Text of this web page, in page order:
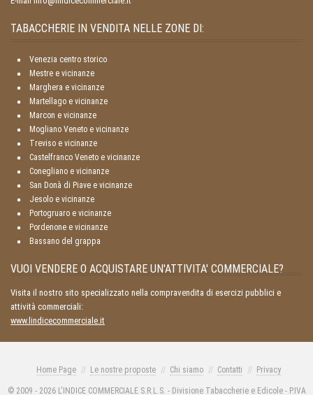
TABACCHERIE IN VENDITA NELLE ZONE DI:
Venezia centro storico
Mestre e vicinanze
Marghera e vicinanze
Martellago e vicinanze
Marcon e vicinanze
Mogliano Veneto e vicinanze
Treviso e vicinanze
Castelfranco Veneto e vicinanze
Conegliano e vicinanze
San Donà di Piave e vicinanze
Jesolo e vicinanze
Portogruaro e vicinanze
Pordenone e vicinanze
Bassano del grappa
VUOI VENDERE O ACQUISTARE UN'ATTIVITA' COMMERCIALE?
Visita il nostro sito specializzato nella compravendita di esercizi pubblici e
attività commerciali:
www.lindicecommerciale.it
Home Page Le nostre proposte Chi siamo Contatti Privacy
© 2009 - 2026 L'INDICE COMMERCIALE S.R.L.S. - Divisione Tabaccherie e Edicole - P.IVA